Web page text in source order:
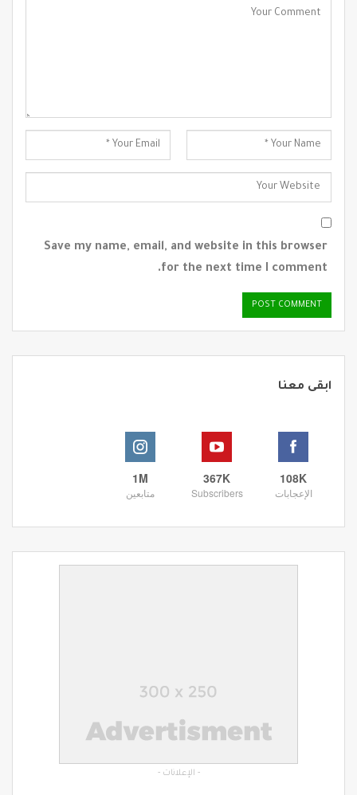
Save my name, email, and website in this browser
for the next time I comment.
ابقى معنا
108K
الإعجابات
367K
Subscribers
1M
متابعين
- الإعلانات -